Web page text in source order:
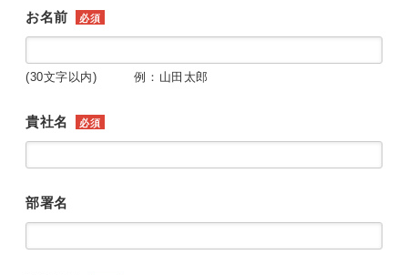
お名前 必須
(30文字以内) 例：山田太郎
貴社名 必須
部署名